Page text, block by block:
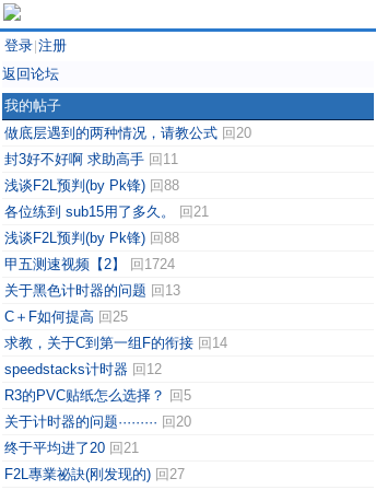
登录 注册
返回论坛
我的帖子
做底层遇到的两种情况，请教公式 回20
封3好不好啊 求助高手 回11
浅谈F2L预判(by Pk锋) 回88
各位练到 sub15用了多久。
回21
浅谈F2L预判(by Pk锋) 回88
甲五测速视频【2】
回1724
关于黑色计时器的问题 回13
C＋F如何提高 回25
求教，关于C到第一组F的衔接 回14
speedstacks计时器 回12
R3的PVC贴纸怎么选择？ 回5
关于计时器的问题········· 回20
终于平均进了20 回21
F2L專業祕訣(刚发现的) 回27